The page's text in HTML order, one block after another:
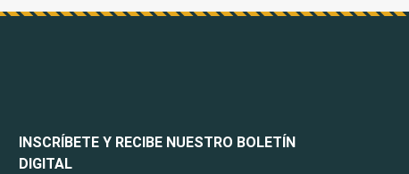
INSCRÍBETE Y RECIBE NUESTRO BOLETÍN
DIGITAL